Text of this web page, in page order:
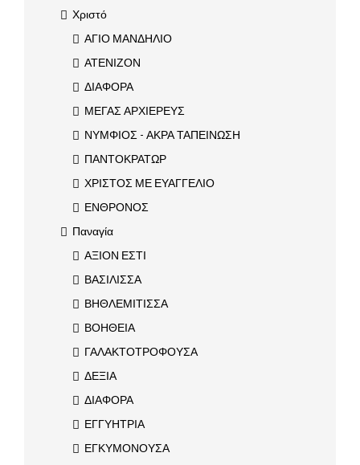
Χριστό
ΑΓΙΟ ΜΑΝΔΗΛΙΟ
ΑΤΕΝΙΖΟΝ
ΔΙΑΦΟΡΑ
ΜΕΓΑΣ ΑΡΧΙΕΡΕΥΣ
ΝΥΜΦΙΟΣ - ΑΚΡΑ ΤΑΠΕΙΝΩΣΗ
ΠΑΝΤΟΚΡΑΤΩΡ
ΧΡΙΣΤΟΣ ΜΕ ΕΥΑΓΓΕΛΙΟ
ΕΝΘΡΟΝΟΣ
Παναγία
ΑΞΙΟΝ ΕΣΤΙ
ΒΑΣΙΛΙΣΣΑ
ΒΗΘΛΕΜΙΤΙΣΣΑ
ΒΟΗΘΕΙΑ
ΓΑΛΑΚΤΟΤΡΟΦΟΥΣΑ
ΔΕΞΙΑ
ΔΙΑΦΟΡΑ
ΕΓΓΥΗΤΡΙΑ
ΕΓΚΥΜΟΝΟΥΣΑ